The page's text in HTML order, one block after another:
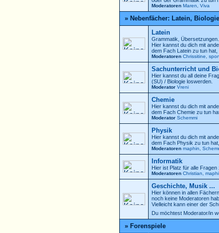
Moderatoren Maren Viva
» Nebenfächer: Latein,
Latein
Grammatik,
Hier kannst du dich mit
dem Fach Latein zu tun
Moderatoren Chrissitine
Sachunterricht und
Hier kannst du all deine
(SU) / Biologie loswerden.
Moderator Vreni
Chemie
Hier kannst du dich mit
dem Fach Chemie zu tun
Moderator Schemmi
Physik
Hier kannst du dich mit
dem Fach Physik zu tun
Moderatoren maphin
Informatik
Hier ist Platz für alle
Moderatoren Christian
Geschichte, Musik ...
Hier können in allen
noch keine Moderatoren
Vielleicht kann einer der
Du möchtest Moderator/in
» Forenspiele